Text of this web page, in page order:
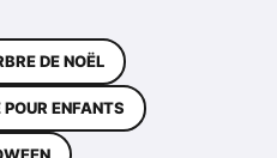
DE NOËL
ENFANTS